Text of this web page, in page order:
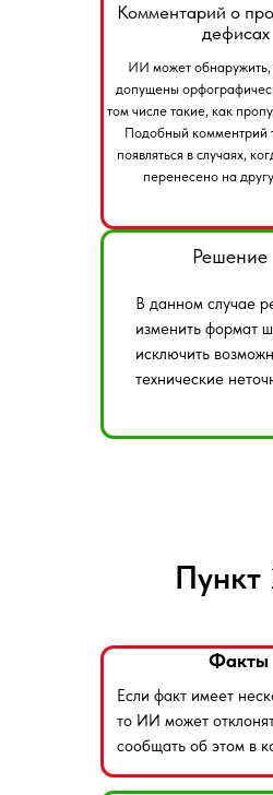
Комментарий о
дефисах
ИИ может обнаружить,
допущены
том числе такие, как
Подобный комментрий
появляться в случаях,
перенесено на
В данном случае
изменить формат
исключить
технические
Решение
Пункт
Факты
Если факт имеет
то ИИ может
сообщать об этом в